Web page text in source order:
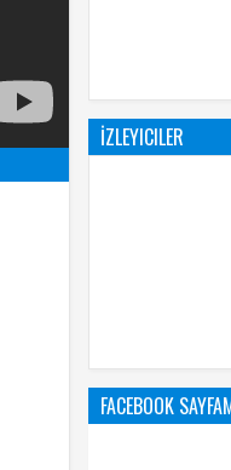
İZLEYICILER
FACEBOOK